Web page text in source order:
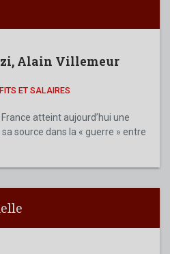
, Alain Villemeur
ET SALAIRES
atteint aujourd’hui une
source dans la « guerre » entre